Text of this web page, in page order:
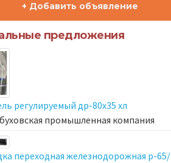
+ Добавить объявление
предложения
регулируемый др-80х35 хл
промышленная компания
переходная железнодорожная р-65/